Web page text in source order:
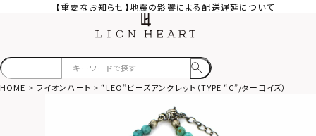
【重要なお知らせ】地震の影響による配送遅延について
HOME ライオンハート “LEO”ビーズアンクレット（TYPE “C”/ターコイズ）